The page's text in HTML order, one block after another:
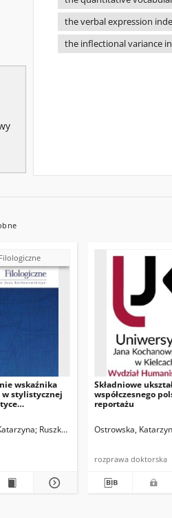
the verbal expression
the inflectional variance
wskaźnika
stylistycznej
Ruszkowski, Marek Trzaskowski,
Składniowe
współczesnego
reportażu
Ostrowska,
rozprawa doktorska